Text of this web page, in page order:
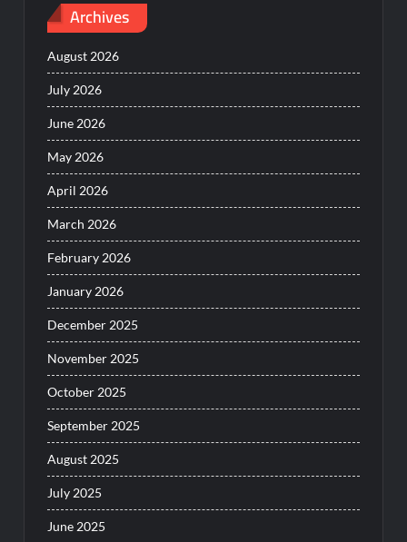
Archives
August 2026
July 2026
June 2026
May 2026
April 2026
March 2026
February 2026
January 2026
December 2025
November 2025
October 2025
September 2025
August 2025
July 2025
June 2025